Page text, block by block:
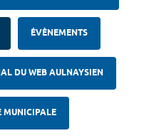
ÉVÈNEMENTS
DU WEB AULNAYSIEN
MUNICIPALE